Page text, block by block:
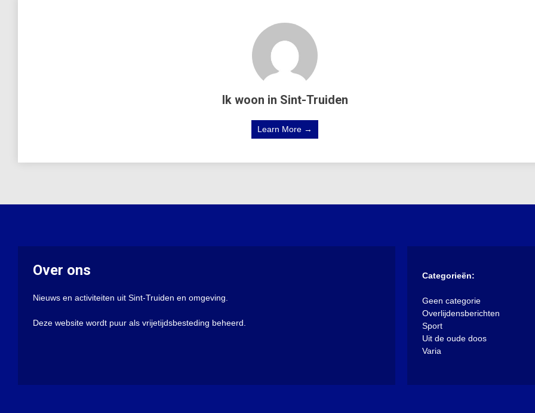
Ik woon in Sint-Truiden
Learn More →
Over ons
Nieuws en activiteiten uit Sint-Truiden en omgeving.
Deze website wordt puur als vrijetijdsbesteding beheerd.
Categorieën:
Geen categorie
Overlijdensberichten
Sport
Uit de oude doos
Varia